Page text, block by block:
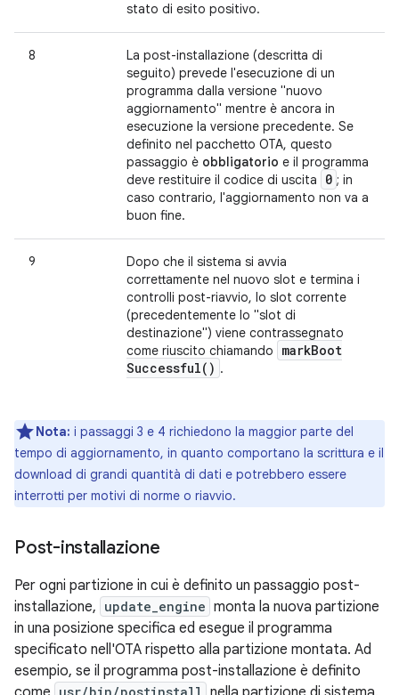
stato di esito positivo.
8
La post-installazione (descritta di
seguito) prevede l'esecuzione di un
programma dalla versione "nuovo
aggiornamento" mentre è ancora in
esecuzione la versione precedente. Se
definito nel pacchetto OTA, questo
passaggio è obbligatorio e il programma
deve restituire il codice di uscita
0 ; in
caso contrario, l'aggiornamento non va a
buon fine.
9
Dopo che il sistema si avvia
correttamente nel nuovo slot e termina i
controlli post-riavvio, lo slot corrente
(precedentemente lo "slot di
destinazione") viene contrassegnato
come riuscito chiamando
markBoot
Successful( ) .
Nota: i passaggi 3 e 4 richiedono la maggior parte del
tempo di aggiornamento, in quanto comportano la scrittura e il
download di grandi quantità di dati e potrebbero essere
interrotti per motivi di norme o riavvio.
Post-installazione
Per ogni partizione in cui è definito un passaggio post-
installazione, update_engine monta la nuova partizione
in una posizione specifica ed esegue il programma
specificato nell'OTA rispetto alla partizione montata. Ad
esempio, se il programma post-installazione è definito